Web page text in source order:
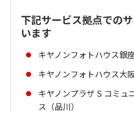
下記サービス拠点での
います
キヤノンフォトハウス銀
キヤノンフォトハウス大
キヤノンプラザ S コミュ
ス（品川）